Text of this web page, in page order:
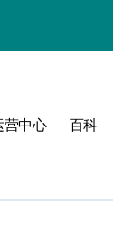
营中心 百科